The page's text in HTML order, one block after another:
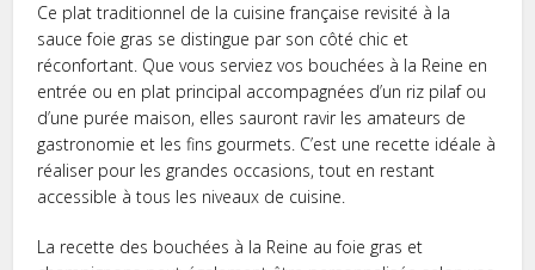
Ce plat traditionnel de la cuisine française revisité à la
sauce foie gras se distingue par son côté chic et
réconfortant. Que vous serviez vos bouchées à la Reine en
entrée ou en plat principal accompagnées d’un riz pilaf ou
d’une purée maison, elles sauront ravir les amateurs de
gastronomie et les fins gourmets. C’est une recette idéale à
réaliser pour les grandes occasions, tout en restant
accessible à tous les niveaux de cuisine.
La recette des bouchées à la Reine au foie gras et